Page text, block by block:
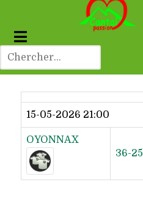
Dernier résultat
15-05-2026 21:00
OYONNAX
36-25